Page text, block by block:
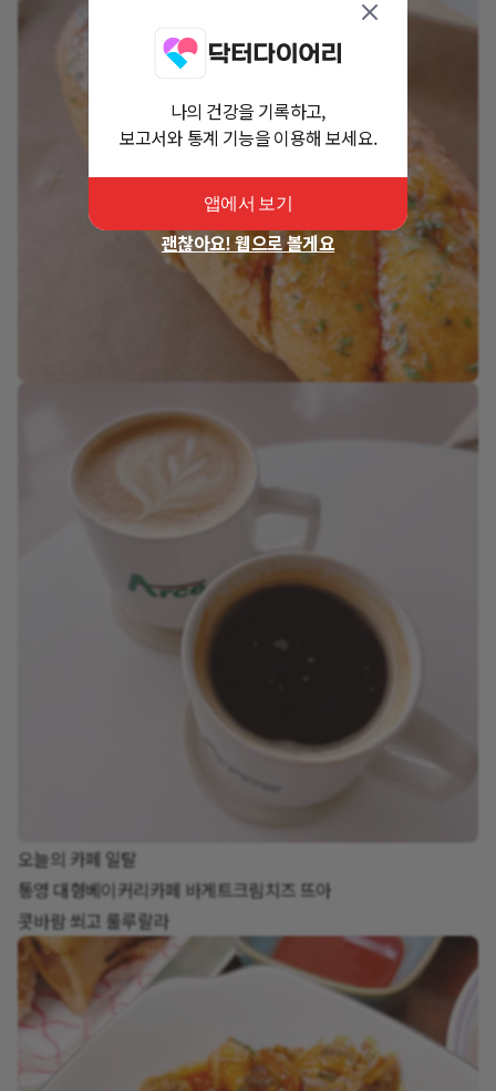
오늘의 카페 일탈
통영 대형베이커리카페 바게트크림치즈 뜨아
콧바람 쐬고 룰루랄라
나의 건강을 기록하고,
보고서와 통계 기능을 이용해 보세요.
앱에서 보기
괜찮아요! 웹으로 볼게요